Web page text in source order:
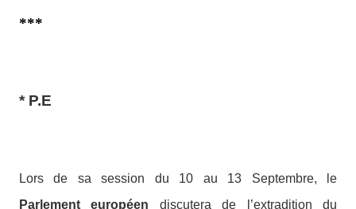
***
* P.E
Lors de sa session du 10 au 13 Septembre, le
Parlement européen discutera de l’extradition du